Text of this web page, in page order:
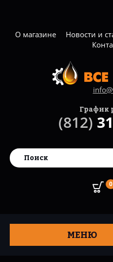
О магазине Новости и
0
График
(812)
МЕНЮ